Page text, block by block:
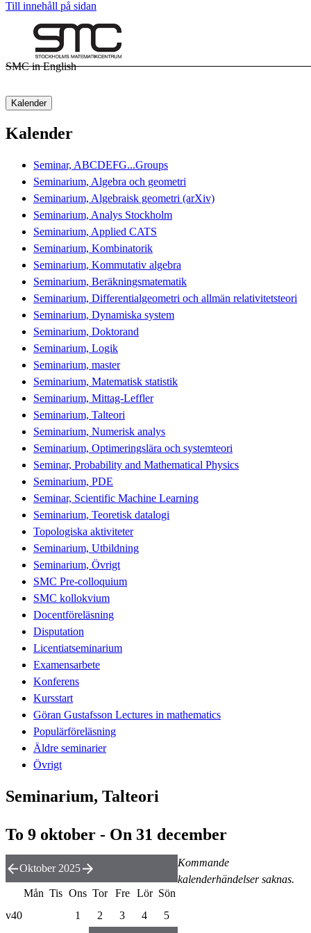
Till innehåll på sidan
SMC in English
Kalender
Kalender
Seminar, ABCDEFG...Groups
Seminarium, Algebra och geometri
Seminarium, Algebraisk geometri (arXiv)
Seminarium, Analys Stockholm
Seminarium, Applied CATS
Seminarium, Kombinatorik
Seminarium, Kommutativ algebra
Seminarium, Beräkningsmatematik
Seminarium, Differentialgeometri och allmän relativitetsteori
Seminarium, Dynamiska system
Seminarium, Doktorand
Seminarium, Logik
Seminarium, master
Seminarium, Matematisk statistik
Seminarium, Mittag-Leffler
Seminarium, Talteori
Seminarium, Numerisk analys
Seminarium, Optimeringslära och systemteori
Seminar, Probability and Mathematical Physics
Seminarium, PDE
Seminar, Scientific Machine Learning
Seminarium, Teoretisk datalogi
Topologiska aktiviteter
Seminarium, Utbildning
Seminarium, Övrigt
SMC Pre-colloquium
SMC kollokvium
Docentföreläsning
Disputation
Licentiatseminarium
Examensarbete
Konferens
Kursstart
Göran Gustafsson Lectures in mathematics
Populärföreläsning
Äldre seminarier
Övrigt
Seminarium, Talteori
To 9 oktober - On 31 december
Kommande
kalenderhändelser saknas.
Oktober 2025
Mån Tis Ons Tor Fre Lör Sön
v40
1 2 3 4
5